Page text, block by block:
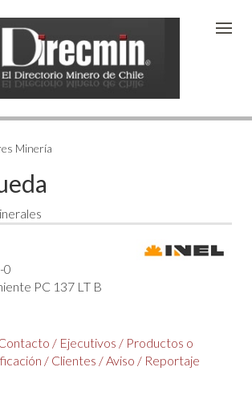
Minería
0
PC 137 LT B
/ Ejecutivos / Productos o
/ Clientes /Aviso / Reportaje